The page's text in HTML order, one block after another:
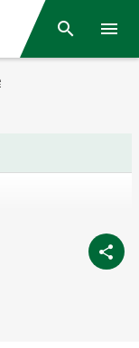
Otsing